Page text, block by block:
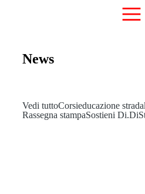
News
Vedi tuttoCorsieducazione
Rassegna stampaSostieni Di.Di